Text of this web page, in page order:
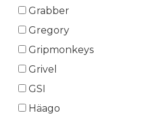
Grabber
Gregory
Gripmonkeys
Grivel
GSI
Häago